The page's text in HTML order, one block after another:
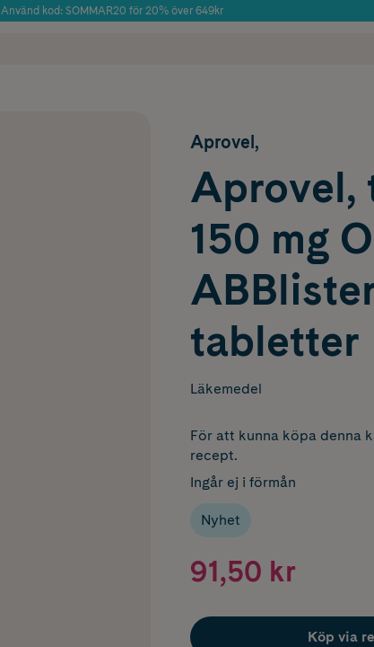
Använd kod: SOMMAR20 för 20% över 649kr
Aprovel,
Aprovel,
150 mg
tabletter
Läkemedel
För att kunna köpa denna
recept.
Ingår ej i förmån
Nyhet
91,50 kr
Köp via